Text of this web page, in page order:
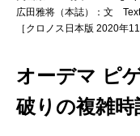
広田雅将（本誌）：文
［クロノス日本版 2020年11
オーデマ ピ
破りの複雑時